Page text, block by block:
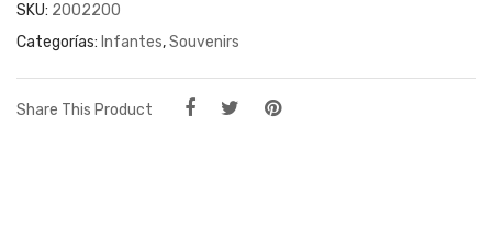
SKU: 2002200
Categorías: Infantes,Souvenirs
Share This Product